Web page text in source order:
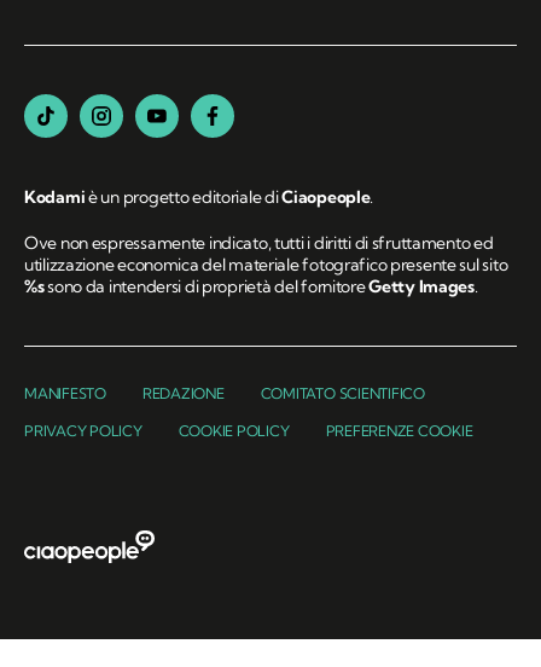
Kodamiè un progetto editoriale diCiaopeople.
Ove non espressamente indicato, tutti i diritti di sfruttamento ed
utilizzazione economica del materiale fotografico presente sul sito
%ssono da intendersi di proprietà del fornitoreGetty Images.
MANIFESTO REDAZIONE COMITATO SCIENTIFICO
PRIVACY POLICY COOKIE POLICY PREFERENZE COOKIE